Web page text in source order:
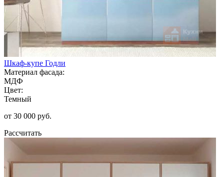
Шкаф-купе Годли
Материал фасада:
МДФ
Цвет:
Темный
от 30 000 руб.
Рассчитать